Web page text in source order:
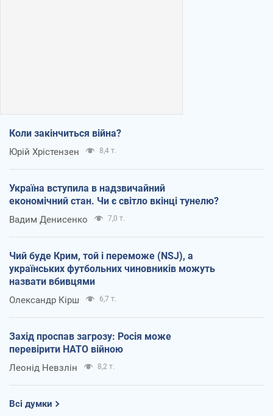
Коли закінчиться війна?
Юрій Хрістензен 8,4 т.
Україна вступила в надзвичайний
економічний стан. Чи є світло вкінці тунелю?
Вадим Денисенко 7,0 т.
Чий буде Крим, той і переможе (NSJ), а
українських футбольних чиновників можуть
назвати вбивцями
Олександр Кірш 6,7 т.
Захід проспав загрозу: Росія може
перевірити НАТО війною
Леонід Невзлін 8,2 т.
Всі думки